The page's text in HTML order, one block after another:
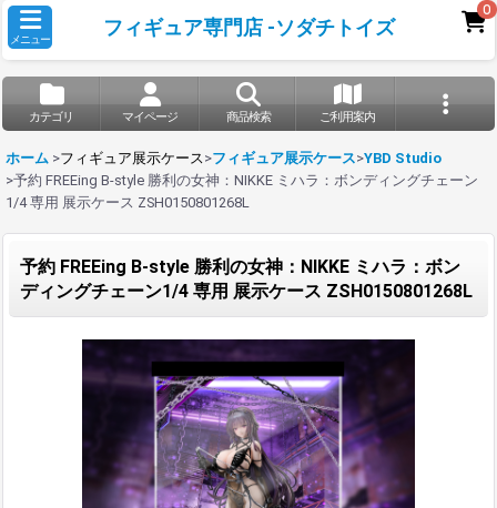
メニュー
フィギュア専門店 -ソダチトイズ
0
カテゴリ マイページ 商品検索 ご利用案内
ホーム >フィギュア展示ケース>フィギュア展示ケース>YBD Studio
>予約 FREEing B-style 勝利の女神：NIKKE ミハラ：ボンディングチェーン
1/4 専用 展示ケース ZSH0150801268L
予約 FREEing B-style 勝利の女神：NIKKE ミハラ：ボン
ディングチェーン1/4 専用 展示ケース ZSH0150801268L